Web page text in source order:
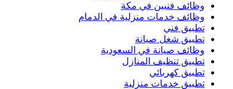
وظائف فنيين في مكة
وظائف خدمات منزلية في الدمام
تطبيق فني
تطبيق شغل صيانة
وظائف صيانة في السعودية
تطبيق تنظيف المنازل
تطبيق كهربائي
تطبيق خدمات منزلية